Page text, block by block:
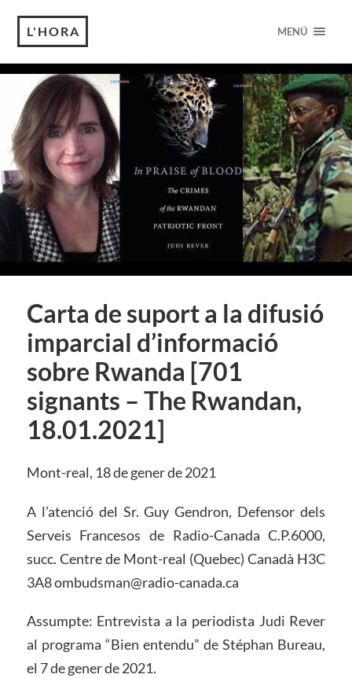
L'HORA MENÚ
Carta de suport a la difusió
imparcial d’informació
sobre Rwanda [701
signants – The Rwandan,
18.01.2021]
Mont-real, 18 de gener de 2021
A l’atenció del Sr. Guy Gendron, Defensor dels
Serveis Francesos de Radio-Canada C.P.6000,
succ. Centre de Mont-real (Quebec) Canadà H3C
3A8 ombudsman@radio-canada.ca
Assumpte: Entrevista a la periodista Judi Rever
al programa “Bien entendu” de Stéphan Bureau,
el 7 de gener de 2021.